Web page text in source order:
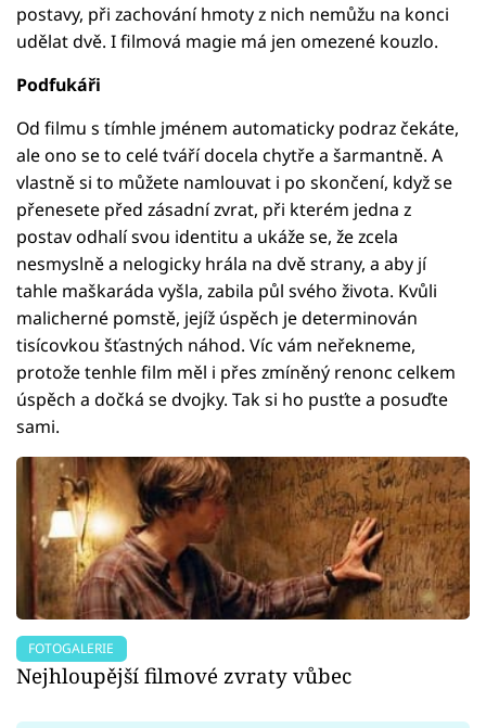
postavy, při zachování hmoty z nich nemůžu na konci
udělat dvě. I filmová magie má jen omezené kouzlo.
Podfukáři
Od filmu s tímhle jménem automaticky podraz čekáte,
ale ono se to celé tváří docela chytře a šarmantně. A
vlastně si to můžete namlouvat i po skončení, když se
přenesete před zásadní zvrat, při kterém jedna z
postav odhalí svou identitu a ukáže se, že zcela
nesmyslně a nelogicky hrála na dvě strany, a aby jí
tahle maškaráda vyšla, zabila půl svého života. Kvůli
malicherné pomstě, jejíž úspěch je determinován
tisícovkou šťastných náhod. Víc vám neřekneme,
protože tenhle film měl i přes zmíněný renonc celkem
úspěch a dočká se dvojky. Tak si ho pusťte a posuďte
sami.
FOTOGALERIE
Nejhloupější filmové zvraty vůbec